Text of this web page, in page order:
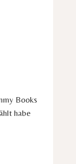
Books
habe